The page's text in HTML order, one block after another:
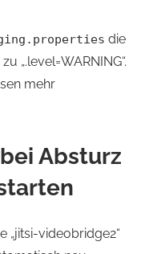
die
„.level=WARNING“.
mehr
Absturz
„jitsi-videobridge2“